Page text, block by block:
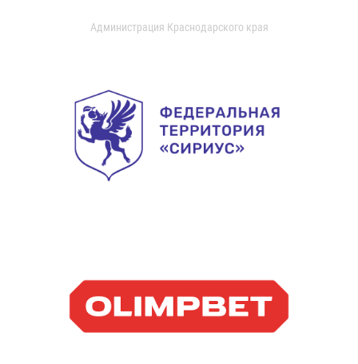
Администрация Краснодарского края